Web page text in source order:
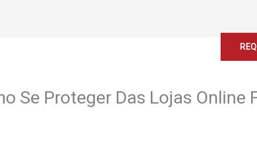
Se Proteger Das Lojas Online